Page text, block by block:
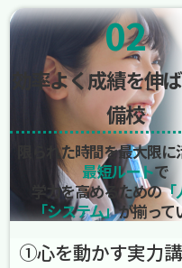
02
効率よく成績を伸
備校
限られた時間を最大限に
最短ルートで
学力を高めるための「
「システム」が揃って
➀心を動かす実力